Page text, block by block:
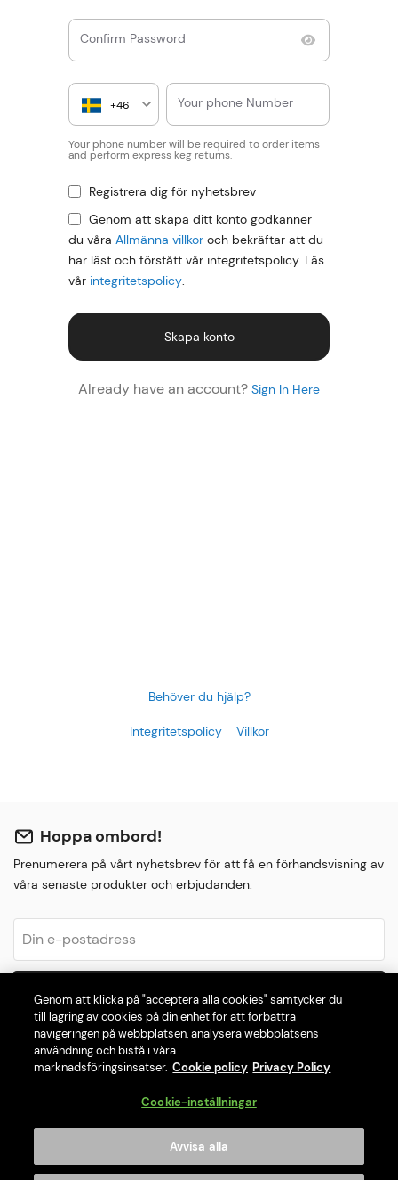
Confirm Password
+46 Your phone Number
Your phone number will be required to order items
and perform express keg returns.
Registrera dig för nyhetsbrev
Genom att skapa ditt konto godkänner
du våra Allmänna villkor och bekräftar att du
har läst och förstått vår integritetspolicy. Läs
vår integritetspolicy.
Skapa konto
Already have an account? Sign In Here
Behöver du hjälp?
Integritetspolicy Villkor
Hoppa ombord!
Prenumerera på vårt nyhetsbrev för att få en förhandsvisning av
våra senaste produkter och erbjudanden.
Jag accepterarAllmänna villkor ochIntegritetspolicy
Genom att klicka på "acceptera alla cookies" samtycker du
till lagring av cookies på din enhet för att förbättra
navigeringen på webbplatsen, analysera webbplatsens
användning och bistå i våra
marknadsföringsinsatser. Cookie policy Privacy Policy
Cookie-inställningar
Avvisa alla